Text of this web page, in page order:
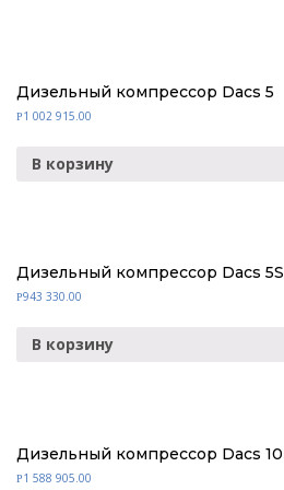
Дизельный компрессор Dacs 5
Р1 002 915.00
В корзину
Дизельный компрессор Dacs 5S
Р943 330.00
В корзину
Дизельный компрессор Dacs 10
Р1 588 905.00